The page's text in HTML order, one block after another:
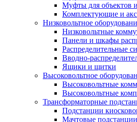
Муфты для объектов
Комплектующие и
Низковольтное
Низковольтные
Панели и шкафы
Распределительные
Вводно-
Ящики и щитки
Высоковольтное
Высоковольтные
Высоковольтные
Трансформаторные
Подстанции
Мачтовые подстанции